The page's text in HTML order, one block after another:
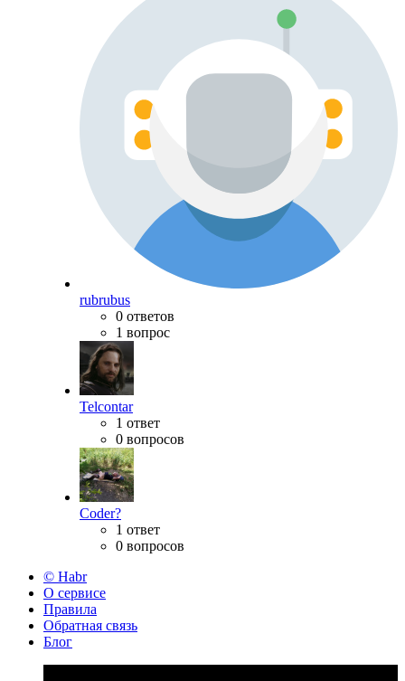
rubrubus
0 ответов
1 вопрос
Telcontar
1 ответ
0 вопросов
Coder?
1 ответ
0 вопросов
© Habr
О сервисе
Правила
Обратная связь
Блог